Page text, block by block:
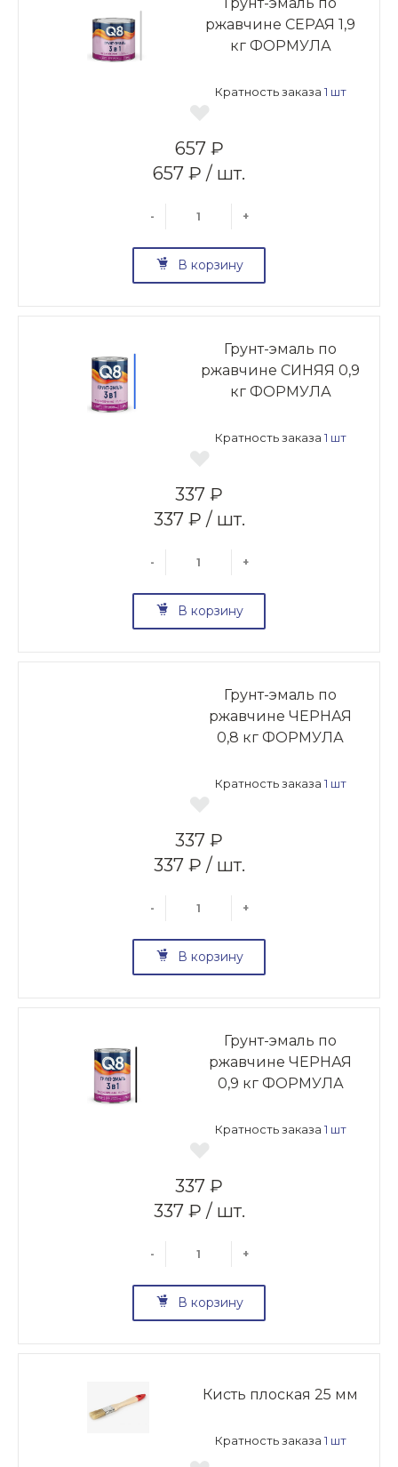
ржавчине СЕРАЯ 1,9
кг ФОРМУЛА
Кратность заказа 1 шт
657 ₽
657 ₽ / шт.
- +
В корзину
Грунт-эмаль по
ржавчине СИНЯЯ 0,9
кг ФОРМУЛА
Кратность заказа 1 шт
337 ₽
337 ₽ / шт.
- +
В корзину
Грунт-эмаль по
ржавчине ЧЕРНАЯ
0,8 кг ФОРМУЛА
Кратность заказа 1 шт
337 ₽
337 ₽ / шт.
- +
В корзину
Грунт-эмаль по
ржавчине ЧЕРНАЯ
0,9 кг ФОРМУЛА
Кратность заказа 1 шт
337 ₽
337 ₽ / шт.
- +
В корзину
Кисть плоская 25 мм
Кратность заказа 1 шт